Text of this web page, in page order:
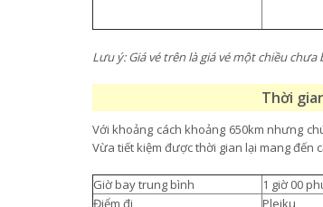
Lưu ý: Giá vé trên là giá vé một chiều
Thời
Với khoảng cách khoảng 650km nhưng
Vừa tiết kiệm được thời gian lại mang đến
Giờ bay trung bình
1 giờ 00
Điểm đi
Pleiku